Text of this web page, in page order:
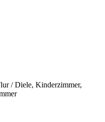
/ Diele, Kinderzimmer,